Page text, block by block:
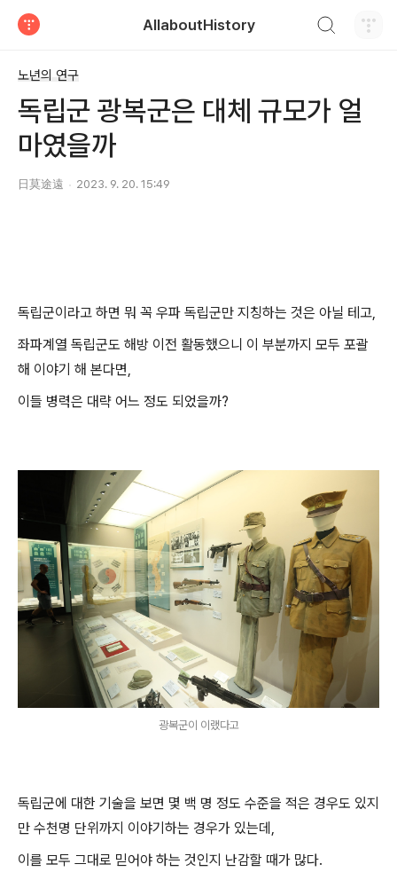
AllaboutHistory
노년의 연구
독립군 광복군은 대체 규모가 얼
마였을까
日莫途遠 2023. 9. 20. 15:49
독립군이라고 하면 뭐 꼭 우파 독립군만 지칭하는 것은 아닐 테고,
좌파계열 독립군도 해방 이전 활동했으니 이 부분까지 모두 포괄
해 이야기 해 본다면,
이들 병력은 대략 어느 정도 되었을까?
광복군이 이랬다고
독립군에 대한 기술을 보면 몇 백 명 정도 수준을 적은 경우도 있지
만 수천명 단위까지 이야기하는 경우가 있는데,
이를 모두 그대로 믿어야 하는 것인지 난감할 때가 많다.